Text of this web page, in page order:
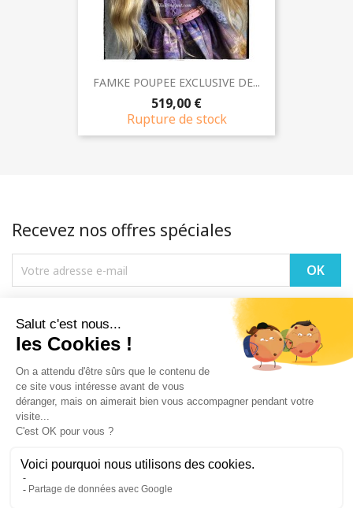
FAMKE POUPEE EXCLUSIVE DE...
519,00 €
Rupture de stock
Recevez nos offres spéciales
Vous pouvez vous désinscrire à tout moment. Vous trouverez pour cela
nos informations de contact dans les conditions d'utilisation du site.
PRODUITS
NOTRE SOCIÉTÉ
VOTRE COMPTE